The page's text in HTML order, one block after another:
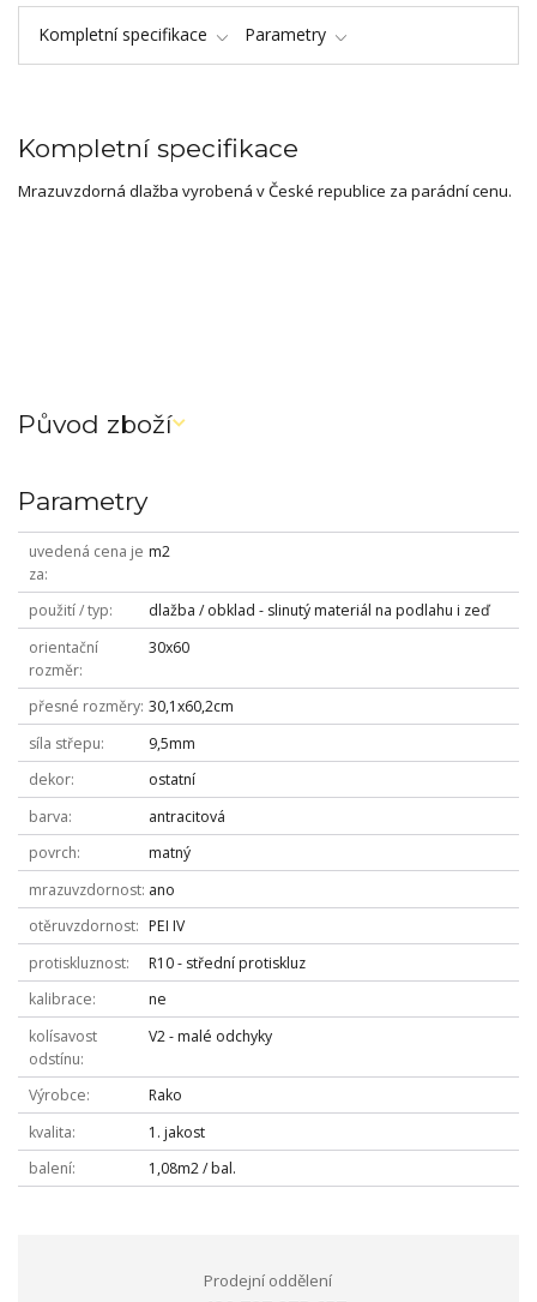
Kompletní specifikace Parametry
Kompletní specifikace
Mrazuvzdorná dlažba vyrobená v České republice za parádní cenu.
Původ zboží
Parametry
uvedená cena je
za
m2
použití / typ
dlažba / obklad - slinutý materiál na podlahu i zeď
orientační
rozměr
30x60
přesné rozměry 30,1x60,2cm
síla střepu
9,5mm
dekor
ostatní
barva
antracitová
povrch
matný
mrazuvzdornost ano
otěruvzdornost
PEI IV
protiskluznost
R10 - střední protiskluz
kalibrace
ne
kolísavost
odstínu
V2 - malé odchyky
Výrobce
Rako
kvalita
1. jakost
balení
1,08m2 / bal.
Prodejní oddělení